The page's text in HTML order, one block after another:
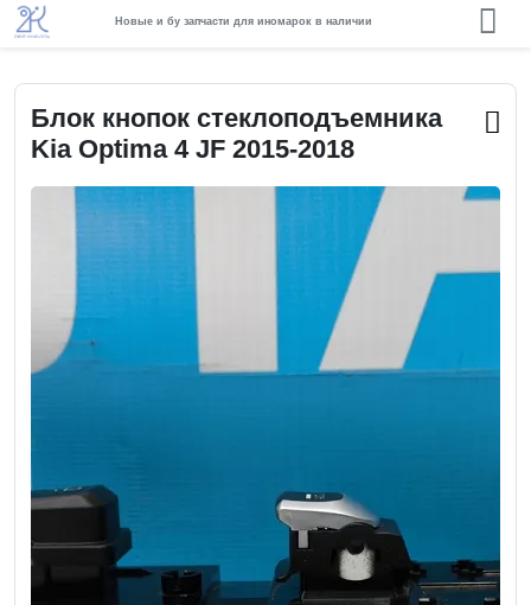
Новые и бу запчасти для иномарок в наличии
Блок кнопок стеклоподъемника
Kia Optima 4 JF 2015-2018